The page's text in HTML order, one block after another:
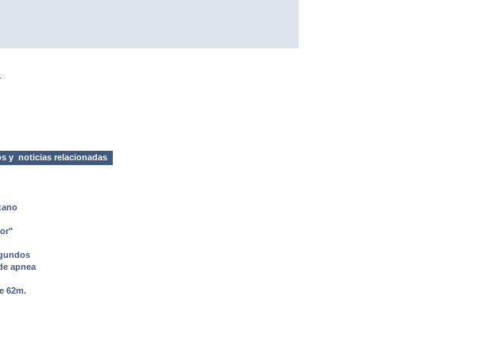
y noticias relacionadas
apnea
62m.